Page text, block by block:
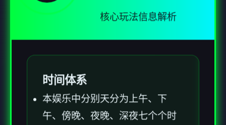
核心玩法信息解析
时间体系
本娱乐中分别天分为上午、下
午、傍晚、夜晚、深夜七个个时